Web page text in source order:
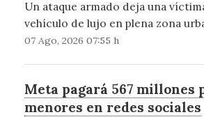
Un ataque armado deja una
vehículo de lujo en plena zona
07 Ago, 2026 07:55 h
Meta pagará 567 millones
menores en redes sociales